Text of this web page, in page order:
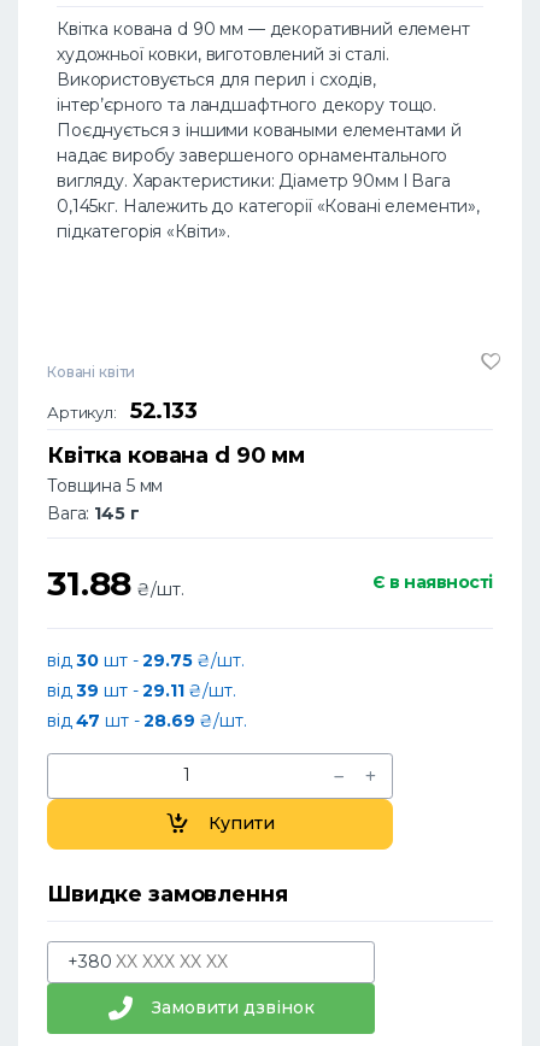
Квітка кована d 90 мм — декоративний елемент
художньої ковки, виготовлений зі сталі.
Використовується для перил і сходів,
інтер’єрного та ландшафтного декору тощо.
Поєднується з іншими коваными елементами й
надає виробу завершеного орнаментального
вигляду. Характеристики: Діаметр 90мм l Вага
0,145кг. Належить до категорії «Ковані елементи»,
підкатегорія «Квіти».
Ковані квіти
Артикул:
52.133
Квітка кована d 90 мм
Товщина 5 мм
Вага: 145 г
31.88 ₴/шт. Є в наявності
від30 шт -29.75₴/шт.
від39 шт -29.11₴/шт.
від47 шт -28.69 ₴/шт.
Купити
Швидке замовлення
+380
Замовити дзвінок